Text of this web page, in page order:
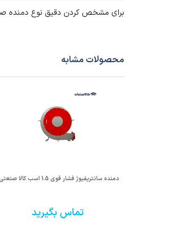
نوع اتصال الکتروموتور
سایر مشخصات
برای مشخص کردن دقیق نوع دمنده
محصولات مشابه
دمنده سانتریفیوژ فشار قوی 1.5 اسب کالا صنعتی
تماس بگیرید